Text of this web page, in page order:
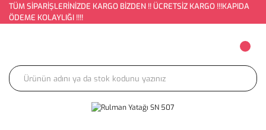
TÜM SİPARİŞLERİNİZDE KARGO BİZDEN !! ÜCRETSİZ KARGO !!!KAPIDA
ÖDEME KOLAYLIĞI !!!!